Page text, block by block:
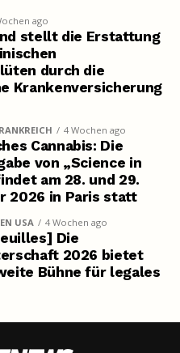
ago
stellt die Erstattung
durch die
Krankenversicherung
4 Wochen ago
Cannabis: Die
von „Science in
am 28. und 29.
2026 in Paris statt
USA 4 Wochen ago
Die
2026 bietet
Bühne für legales